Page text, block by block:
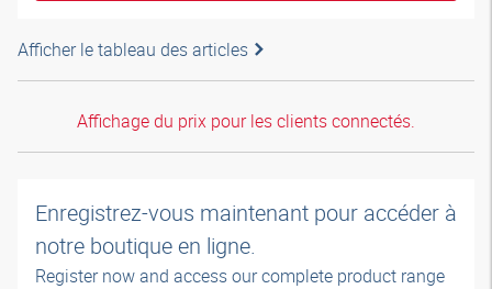
Afficher le tableau des articles
Affichage du prix pour les clients connectés.
Enregistrez-vous maintenant pour accéder à
notre boutique en ligne.
Register now and access our complete product range